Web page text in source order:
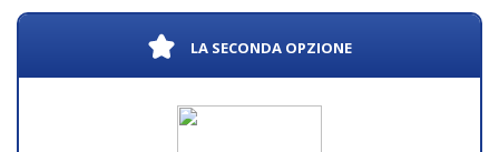
LA SECONDA OPZIONE